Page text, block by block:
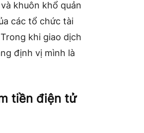
khuôn khổ quản
các tổ chức tài
khi giao dịch
định vị mình là
tiền điện tử